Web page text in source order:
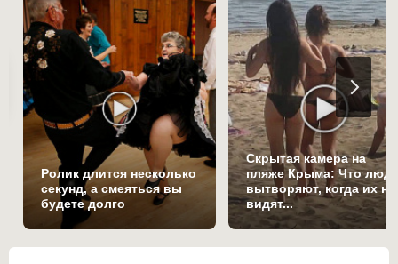
Ролик длится несколько
секунд, а смеяться вы
будете долго
Скрытая камера на
пляже Крыма: Что
вытворяют, когда их не
видят...